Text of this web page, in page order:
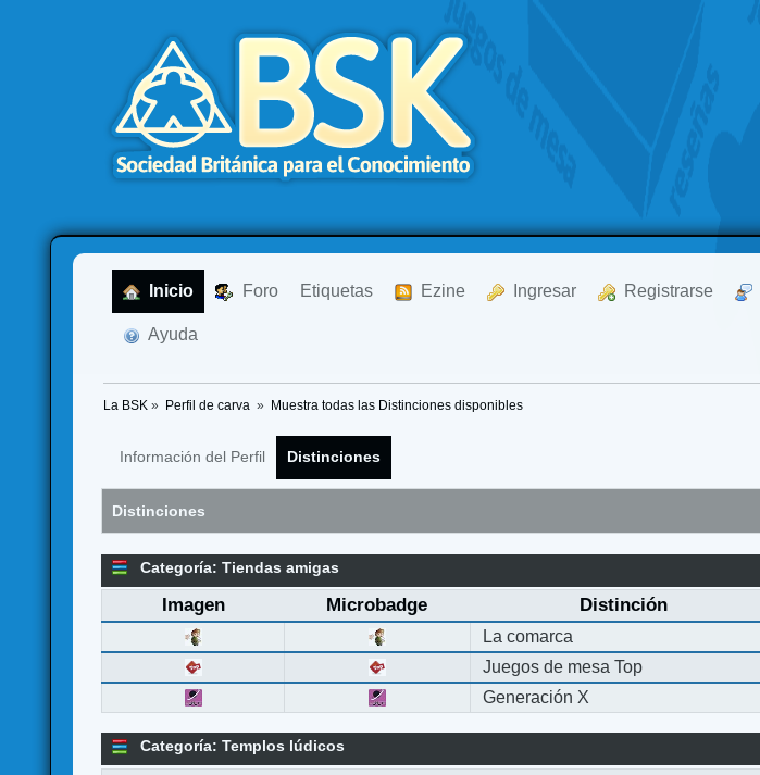
Inicio Foro Etiquetas Ezine Ingresar Registrarse
Ayuda
La BSK » Perfil de carva » Muestra todas las Distinciones disponibles
Información del Perfil Distinciones
Distinciones
Categoría: Tiendas amigas
Imagen Microbadge Distinción
La comarca
Juegos de mesa Top
Generación X
Categoría: Templos lúdicos